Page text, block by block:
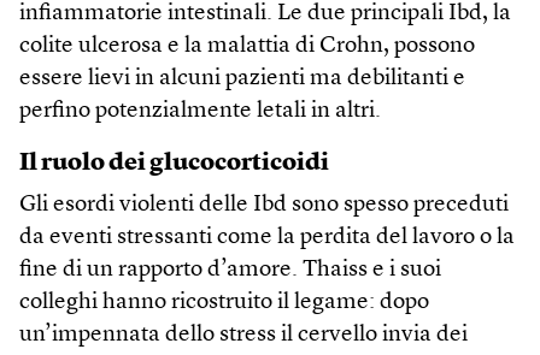
infiammatorie intestinali. Le due principali Ibd, la
colite ulcerosa e la malattia di Crohn, possono
essere lievi in alcuni pazienti ma debilitanti e
perfino potenzialmente letali in altri.
Il ruolo dei glucocorticoidi
Gli esordi violenti delle Ibd sono spesso preceduti
da eventi stressanti come la perdita del lavoro o la
fine di un rapporto d’amore. Thaiss e i suoi
colleghi hanno ricostruito il legame: dopo
un’impennata dello stress il cervello invia dei